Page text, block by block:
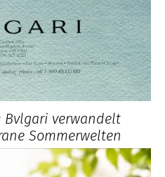
verwandelt
Sommerwelten